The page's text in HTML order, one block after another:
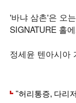
'바냐 삼촌'은 오
SIGNATURE 홀
정세윤 텐아시아